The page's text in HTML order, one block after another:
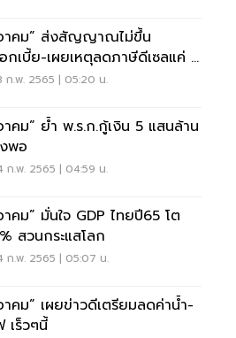
าคม” ส่งสัญญาณไม่ขึ้น
กเบี้ย-เผยเหตุลดภาษีดีเซลแค่ 3
ลิตร
ก.พ. 2565 | 05:20 น.
าคม” ย้ำ พ.ร.ก.กู้เงิน 5 แสนล้าน
พอ
ก.พ. 2565 | 04:59 น.
าคม” มั่นใจ GDP ไทยปี65 โต
สวนกระแสโลก
ก.พ. 2565 | 05:07 น.
าคม” เผยข่าวดีเตรียมลดค่าน้ำ-
เร็วๆนี้